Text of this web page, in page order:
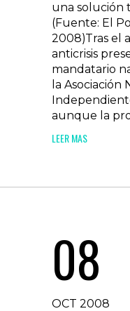
una solución
(Fuente: El
2008)Tras el
anticrisis
mandatario
la Asociación
aunque la
LEER MAS
08
OCT 2008